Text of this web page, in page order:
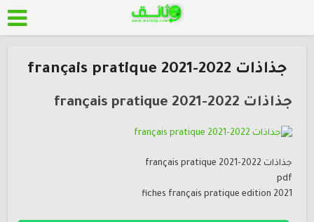
جذاذات français pratique 2021-2022
جذاذات français pratique 2021-2022
جذاذات français pratique 2021-2022
pdf
fiches français pratique edition 2021